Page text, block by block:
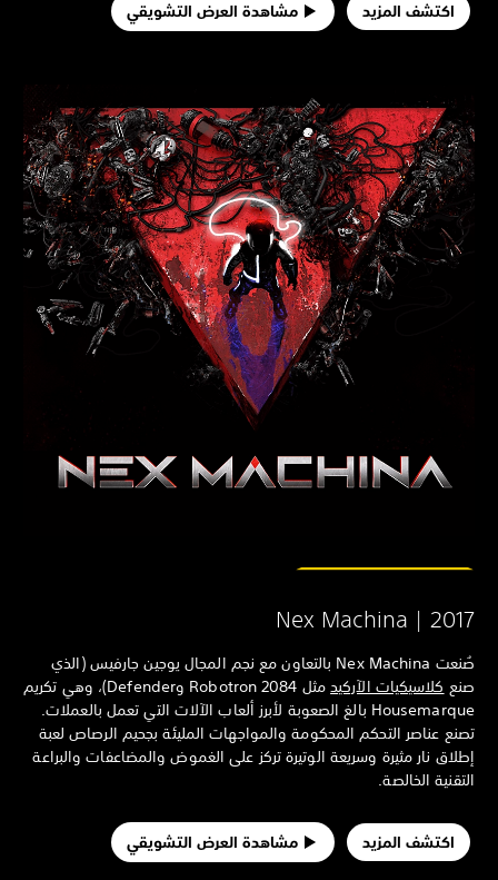
اكتشف المزيد مشاهدة العرض التشويقي
Nex Machina |
صُنعت Nex Machina بالتعاون مع نجم المجال يوجين جارفيس (الذي
كلاسيكيات الآركيد
مثل Robotron 2084 وDefender)، وهي تكريم
Housemarque بالغ الصعوبة لأبرز ألعاب الآلات التي تعمل بالعملات.
عناصر التحكم المحكومة والمواجهات المليئة بجحيم الرصاص لعبة
نار مثيرة وسريعة الوتيرة تركز على الغموض والمضاعفات والبراعة
الخالصة.
اكتشف المزيد مشاهدة العرض التشويقي